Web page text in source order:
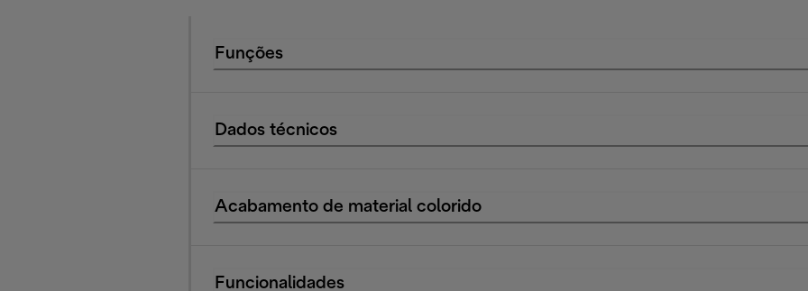
Funções
Dados técnicos
Acabamento de material colorido
Funcionalidades